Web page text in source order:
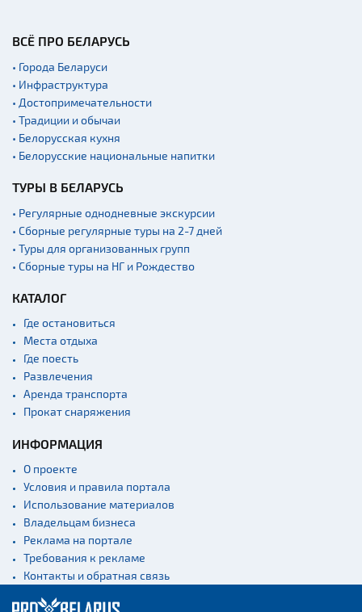
ВСЁ ПРО БЕЛАРУСЬ
• Города Беларуси
• Инфраструктура
• Достопримечательности
• Традиции и обычаи
• Белорусская кухня
• Белорусские национальные напитки
ТУРЫ В БЕЛАРУСЬ
• Регулярные однодневные экскурсии
• Сборные регулярные туры на 2-7 дней
• Туры для организованных групп
• Сборные туры на НГ и Рождество
КАТАЛОГ
Где остановиться
Места отдыха
Где поесть
Развлечения
Аренда транспорта
Прокат снаряжения
ИНФОРМАЦИЯ
О проекте
Условия и правила портала
Использование материалов
Владельцам бизнеса
Реклама на портале
Требования к рекламе
Контакты и обратная связь